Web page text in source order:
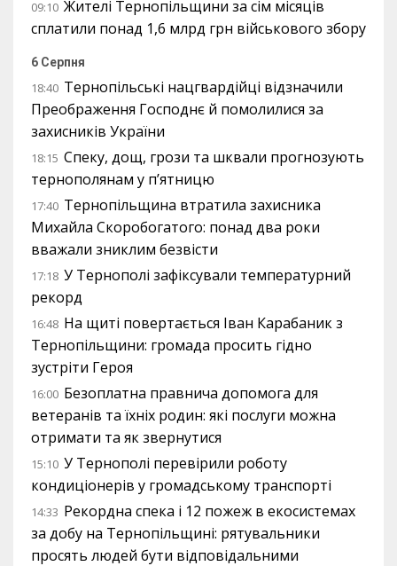
09:10 Жителі Тернопільщини за сім місяців
сплатили понад 1,6 млрд грн військового збору
6 Серпня
18:40 Тернопільські нацгвардійці відзначили
Преображення Господнє й помолилися за
захисників України
18:15 Спеку, дощ, грози та шквали прогнозують
тернополянам у п’ятницю
17:40 Тернопільщина втратила захисника
Михайла Скоробогатого: понад два роки
вважали зниклим безвісти
17:18 У Тернополі зафіксували температурний
рекорд
16:48 На щиті повертається Іван Карабаник з
Тернопільщини: громада просить гідно
зустріти Героя
16:00 Безоплатна правнича допомога для
ветеранів та їхніх родин: які послуги можна
отримати та як звернутися
15:10 У Тернополі перевірили роботу
кондиціонерів у громадському транспорті
14:33 Рекордна спека і 12 пожеж в екосистемах
за добу на Тернопільщині: рятувальники
просять людей бути відповідальними